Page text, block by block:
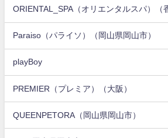
ORIENTAL_SPA（オリエンタルスパ）（
Paraiso（パライソ）（岡山県岡山市）
playBoy
PREMIER（プレミア）（大阪）
QUEENPETORA（岡山県岡山市）